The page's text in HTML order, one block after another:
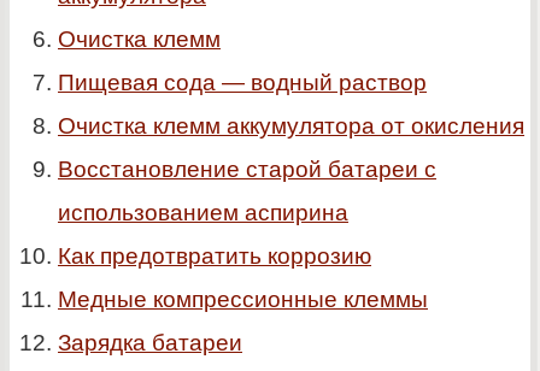
Очистка клемм
Пищевая сода — водный раствор
Очистка клемм аккумулятора от окисления
Восстановление старой батареи с
использованием аспирина
Как предотвратить коррозию
Медные компрессионные клеммы
Зарядка батареи